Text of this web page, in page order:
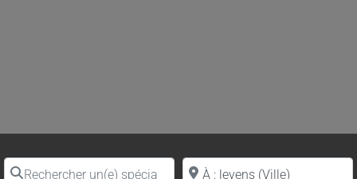
Rechercher un(e) spécialiste par nomProche de (ville ou région)